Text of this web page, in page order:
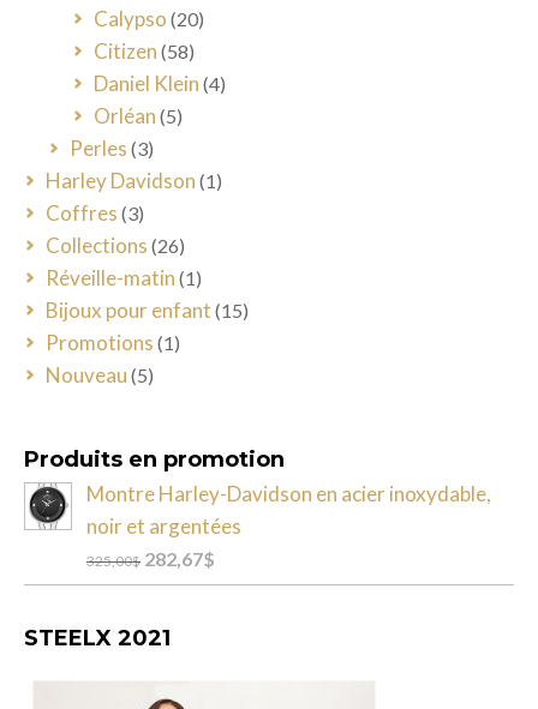
Calypso (20)
Citizen (58)
Daniel Klein (4)
Orléan (5)
Perles (3)
Harley Davidson (1)
Coffres (3)
Collections (26)
Réveille-matin (1)
Bijoux pour enfant (15)
Promotions (1)
Nouveau (5)
Produits en promotion
Montre Harley-Davidson en acier inoxydable,
noir et argentées
325,00$ Le
prix
325,00$.
282,67$
prix
STEELX 2021